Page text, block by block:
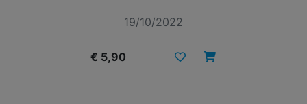
19/10/2022
€ 5,90